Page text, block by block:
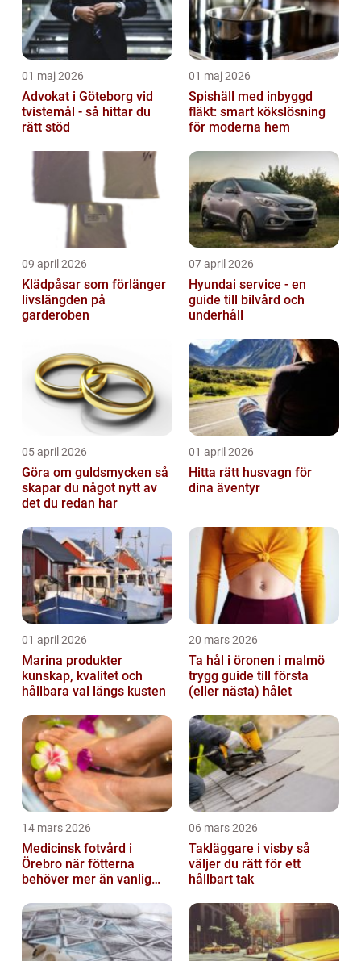
01 maj 2026
Advokat i Göteborg vid
tvistemål - så hittar du
rätt stöd
01 maj 2026
Spishäll med inbyggd
fläkt: smart kökslösning
för moderna hem
09 april 2026
Klädpåsar som förlänger
livslängden på
garderoben
07 april 2026
Hyundai service - en
guide till bilvård och
underhåll
05 april 2026
Göra om guldsmycken så
skapar du något nytt av
det du redan har
01 april 2026
Hitta rätt husvagn för
dina äventyr
01 april 2026
Marina produkter
kunskap, kvalitet och
hållbara val längs kusten
20 mars 2026
Ta hål i öronen i malmö
trygg guide till första
(eller nästa) hålet
14 mars 2026
Medicinsk fotvård i
Örebro när fötterna
behöver mer än vanlig
06 mars 2026
Takläggare i visby så
väljer du rätt för ett
hållbart tak